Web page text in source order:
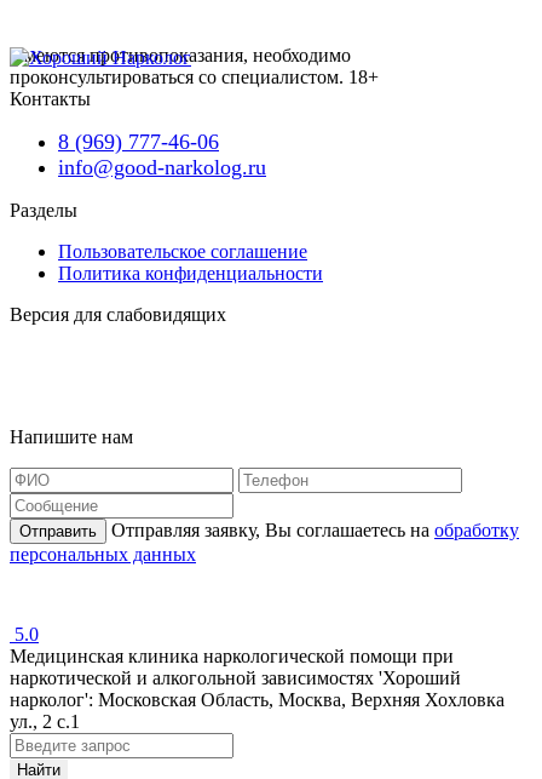
Имеются противопоказания, необходимо
проконсультироваться со специалистом. 18+
Контакты
8 (969) 777-46-06
info@good-narkolog.ru
Разделы
Пользовательское соглашение
Политика конфиденциальности
Версия для слабовидящих
Напишите нам
Отправить Отправляя заявку, Вы соглашаетесь на обработку
персональных данных
5.0
Медицинская клиника наркологической помощи при
наркотической и алкогольной зависимостях 'Хороший
нарколог': Московская Область, Москва, Верхняя Хохловка
ул., 2 с.1